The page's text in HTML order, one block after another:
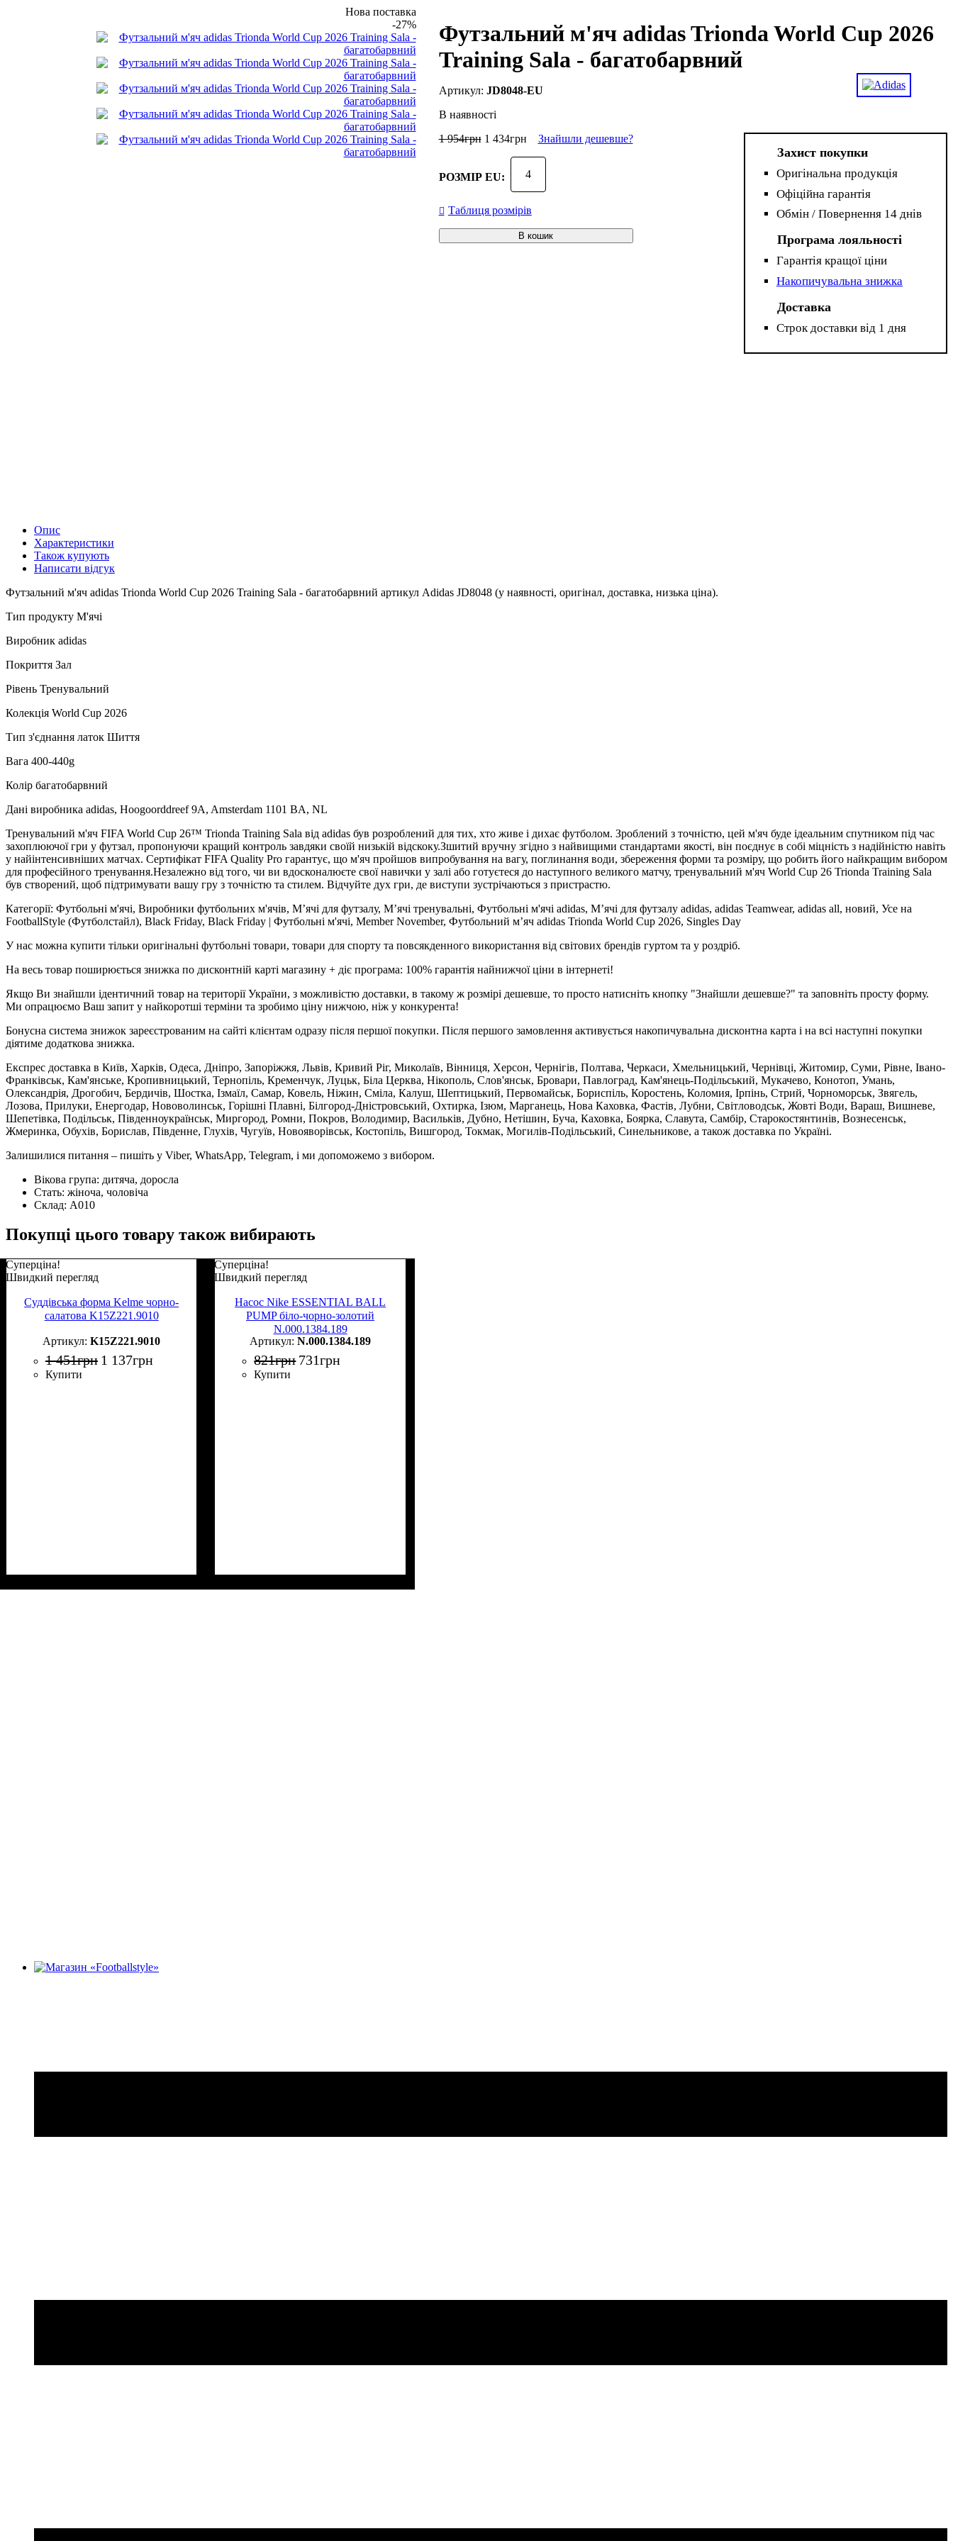
Нова поставка
-27%
Футзальний м'яч adidas Trionda World Cup 2026
Training Sala - багатобарвний
JD8048-EU
В наявності
1 954грн 1 434грн Знайшли дешевше?
РОЗМІР EU: 4
Таблиця розмірів
В кошик
Захист покупки
Оригінальна продукція
Офіційна гарантія
Обмін / Повернення 14 днів
Програма лояльності
Гарантія кращої ціни
Накопичувальна знижка
Доставка
Строк доставки від 1 дня
Опис
Характеристики
Також купують
Написати відгук
Футзальний м'яч adidas Trionda World Cup 2026 Training Sala - багатобарвний артикул Adidas JD8048 (у наявності, оригінал, доставка, низька ціна).
Тип продукту М'ячі
Виробник adidas
Покриття Зал
Рівень Тренувальний
Колекція World Cup 2026
Тип з'єднання латок Шиття
Вага 400-440g
Колір багатобарвний
Дані виробника adidas, Hoogoorddreef 9A, Amsterdam 1101 BA, NL
Тренувальний м'яч FIFA World Cup 26™ Trionda Training Sala від adidas був розроблений для тих, хто живе і дихає футболом. Зроблений з точністю, цей м'яч буде ідеальним спутником під час
захоплюючої гри у футзал, пропонуючи кращий контроль завдяки своїй низькій відскоку.Зшитий вручну згідно з найвищими стандартами якості, він поєднує в собі міцність з надійністю навіть
у найінтенсивніших матчах. Сертифікат FIFA Quality Pro гарантує, що м'яч пройшов випробування на вагу, поглинання води, збереження форми та розміру, що робить його найкращим вибором
для професійного тренування.Незалежно від того, чи ви вдосконалюєте свої навички у залі або готуєтеся до наступного великого матчу, тренувальний м'яч World Cup 26 Trionda Training Sala
був створений, щоб підтримувати вашу гру з точністю та стилем. Відчуйте дух гри, де виступи зустрічаються з пристрастю.
Категорії: Футбольні м'ячі, Виробники футбольних м'ячів, М’ячі для футзалу, М’ячі тренувальні, Футбольні м'ячі adidas, М’ячі для футзалу adidas, adidas Teamwear, adidas all, новий, Усе на
FootballStyle (Футболстайл), Black Friday, Black Friday | Футбольні м'ячі, Member November, Футбольний м’яч adidas Trionda World Cup 2026, Singles Day
У нас можна купити тільки оригінальні футбольні товари, товари для спорту та повсякденного використання від світових брендів гуртом та у роздріб.
На весь товар поширюється знижка по дисконтній карті магазину + діє програма: 100% гарантія найнижчої ціни в інтернеті!
Якщо Ви знайшли ідентичний товар на території України, з можливістю доставки, в такому ж розмірі дешевше, то просто натисніть кнопку "Знайшли дешевше?" та заповніть просту форму.
Ми опрацюємо Ваш запит у найкоротші терміни та зробимо ціну нижчою, ніж у конкурента!
Бонусна система знижок зареєстрованим на сайті клієнтам одразу після першої покупки. Після першого замовлення активується накопичувальна дисконтна карта і на всі наступні покупки
діятиме додаткова знижка.
Експрес доставка в Київ, Харків, Одеса, Дніпро, Запоріжжя, Львів, Кривий Ріг, Миколаїв, Вінниця, Херсон, Чернігів, Полтава, Черкаси, Хмельницький, Чернівці, Житомир, Суми, Рівне, Івано-
Франківськ, Кам'янське, Кропивницький, Тернопіль, Кременчук, Луцьк, Біла Церква, Нікополь, Слов'янськ, Бровари, Павлоград, Кам'янець-Подільський, Мукачево, Конотоп, Умань,
Олександрія, Дрогобич, Бердичів, Шостка, Ізмаїл, Самар, Ковель, Ніжин, Сміла, Калуш, Шептицький, Первомайськ, Бориспіль, Коростень, Коломия, Ірпінь, Стрий, Чорноморськ, Звягель,
Лозова, Прилуки, Енергодар, Нововолинськ, Горішні Плавні, Білгород-Дністровський, Охтирка, Ізюм, Марганець, Нова Каховка, Фастів, Лубни, Світловодськ, Жовті Води, Вараш, Вишневе,
Шепетівка, Подільськ, Південноукраїнськ, Миргород, Ромни, Покров, Володимир, Васильків, Дубно, Нетішин, Буча, Каховка, Боярка, Славута, Самбір, Старокостянтинів, Вознесенськ,
Жмеринка, Обухів, Борислав, Південне, Глухів, Чугуїв, Новояворівськ, Костопіль, Вишгород, Токмак, Могилів-Подільський, Синельникове, а також доставка по Україні.
Залишилися питання – пишіть у Viber, WhatsApp, Telegram, і ми допоможемо з вибором.
Вікова група: дитяча, доросла
Стать: жіноча, чоловіча
Склад: А010
Покупці цього товару також вибирають
Суперціна!
Швидкий перегляд
Суддівська форма Kelme чорно-
салатова K15Z221.9010
K15Z221.9010
1 451грн 1 137грн
Купити
Суперціна!
Швидкий перегляд
Насос Nike ESSENTIAL BALL
PUMP біло-чорно-золотий
N.000.1384.189
N.000.1384.189
821грн 731грн
Купити